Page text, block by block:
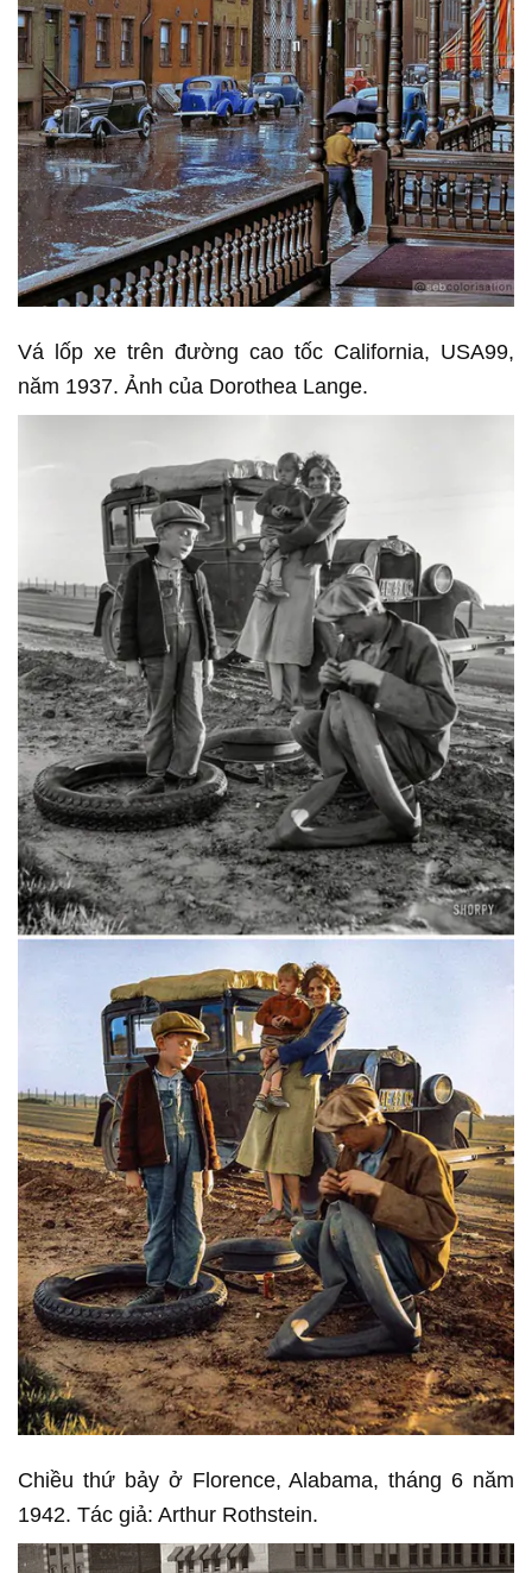
Vá lốp xe trên đường cao tốc California, USA99,
năm 1937. Ảnh của Dorothea Lange.
Chiều thứ bảy ở Florence, Alabama, tháng 6 năm
1942. Tác giả: Arthur Rothstein.